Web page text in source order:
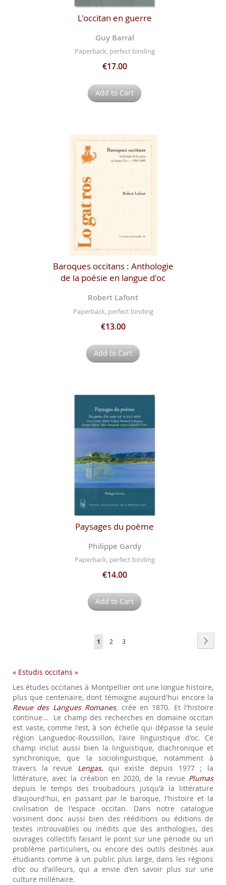
L'occitan en guerre
Guy Barral
Paperback, perfect binding
€17.00
Add to Cart
Baroques occitans : Anthologie
de la poésie en langue d'oc
Robert Lafont
Paperback, perfect binding
€13.00
Add to Cart
Paysages du poème
Philippe Gardy
Paperback, perfect binding
€14.00
Add to Cart
Page
You're
page
1 Page
2 Page
3
« Estudis occitans »
Les études occitanes à Montpellier ont une longue histoire,
plus que centenaire, dont témoigne aujourd'hui encore la
Revue des Langues Romanes, crée en 1870. Et l'histoire
continue… Le champ des recherches en domaine occitan
est vaste, comme l'est, à son échelle qui dépasse la seule
région Languedoc-Roussillon, l'aire linguistique d'oc. Ce
champ inclut aussi bien la linguistique, diachronique et
synchronique, que la sociolinguistique, notamment à
travers la revue Lengas, qui existe depuis 1977 ; la
littérature, avec la création en 2020, de la revue Plumas
depuis le temps des troubadours jusqu'à la littérature
d'aujourd'hui, en passant par le baroque, l'histoire et la
civilisation de l'espace occitan. Dans notre catalogue
voisinent donc aussi bien des rééditions ou éditions de
textes introuvables ou inédits que des anthologies, des
ouvrages collectifs faisant le point sur une période ou un
problème particuliers, ou encore des outils destinés aux
étudiants comme à un public plus large, dans les régions
d'oc ou d'ailleurs, qui a envie d'en savoir plus sur une
culture millénaire.